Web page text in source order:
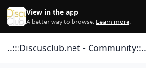
Vai al contenuto
View in the app
A better way to browse. Learn more.
..:::Discusclub.net - Community::..